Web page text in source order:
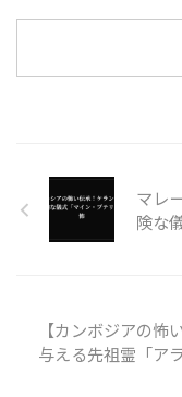
マレ
険な
【カンボジアの怖
与える先祖霊「ア